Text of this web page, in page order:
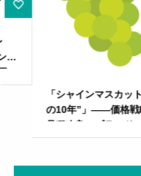
「シャインマスカットの“次
の10年”」――価格戦略から
品種改良、ブランド、防衛ま
でを一気通貫でデザインする